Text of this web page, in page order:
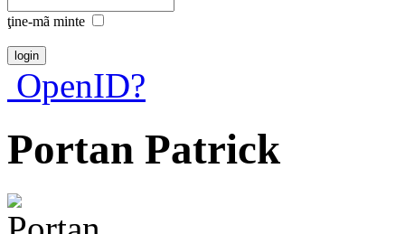
ţine-mã minte
OpenID?
Portan Patrick